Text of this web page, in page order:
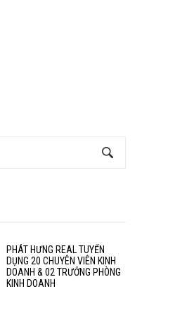
PHÁT HƯNG REAL TUYỂN
DỤNG 20 CHUYÊN VIÊN KINH
DOANH & 02 TRƯỞNG PHÒNG
KINH DOANH